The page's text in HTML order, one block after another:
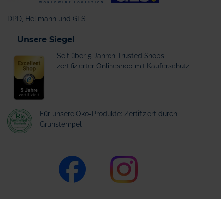
DPD, Hellmann und GLS
Unsere Siegel
Seit über 5 Jahren Trusted Shops
zertifizierter Onlineshop mit Käuferschutz
Für unsere Öko-Produkte: Zertifiziert durch
Grünstempel